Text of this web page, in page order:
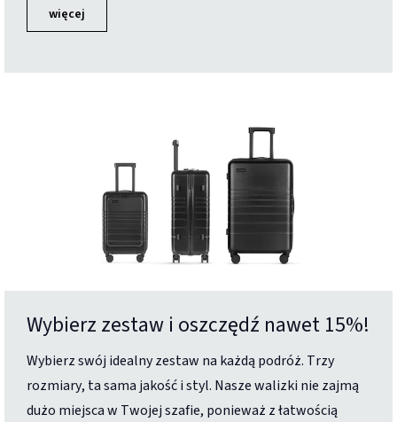
więcej
Wybierz zestaw i oszczędź nawet 15%!
Wybierz swój idealny zestaw na każdą podróż. Trzy
rozmiary, ta sama jakość i styl. Nasze walizki nie zajmą
dużo miejsca w Twojej szafie, ponieważ z łatwością